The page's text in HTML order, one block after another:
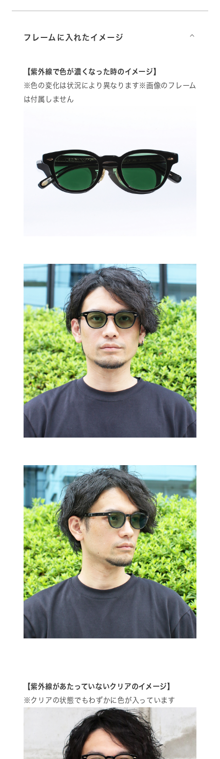
フレームに入れたイメージ ⌵
【紫外線で色が濃くなった時のイメージ】
※色の変化は状況により異なります※画像のフレーム
は付属しません
【紫外線があたっていないクリアのイメージ】
※クリアの状態でもわずかに色が入っています